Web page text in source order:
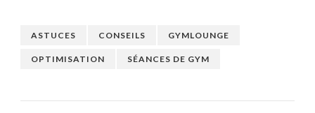
ASTUCES CONSEILS GYMLOUNGE
OPTIMISATION SÉANCES DE GYM